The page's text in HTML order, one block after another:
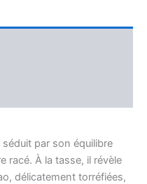
par son équilibre
racé. À la tasse, il révèle
délicatement torréfiées,